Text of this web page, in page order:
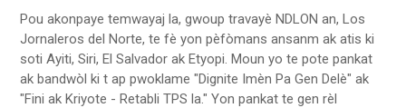
Pou akonpaye temwayaj la, gwoup travayè NDLON an, Los
Jornaleros del Norte, te fè yon pèfòmans ansanm ak atis ki
soti Ayiti, Siri, El Salvador ak Etyopi. Moun yo te pote pankat
ak bandwòl ki t ap pwoklame "Dignite Imèn Pa Gen Delè" ak
"Fini ak Kriyote - Retabli TPS la." Yon pankat te gen rèl